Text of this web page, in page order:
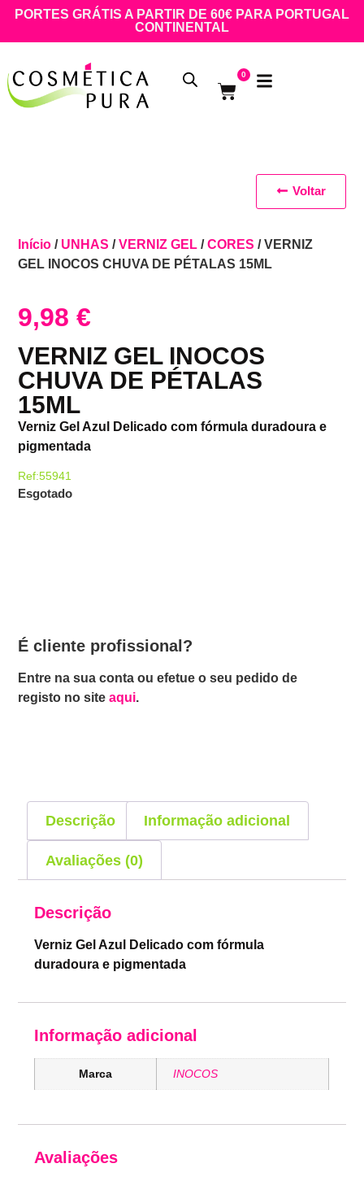
PORTES GRÁTIS A PARTIR DE 60€ PARA PORTUGAL
CONTINENTAL
0
Início / UNHAS /VERNIZ GEL /CORES / VERNIZ
GEL INOCOS CHUVA DE PÉTALAS 15ML
9,98€
VERNIZ GEL INOCOS
CHUVA DE PÉTALAS
15ML
Verniz Gel Azul Delicado com fórmula duradoura e
pigmentada
Ref:55941
Esgotado
É cliente profissional?
Entre na sua conta ou efetue o seu pedido de
registo no siteaqui.
Voltar
Descrição Informação adicional
Avaliações (0)
Descrição
Verniz Gel Azul Delicado com fórmula
duradoura e pigmentada
Informação adicional
Marca INOCOS
Avaliações